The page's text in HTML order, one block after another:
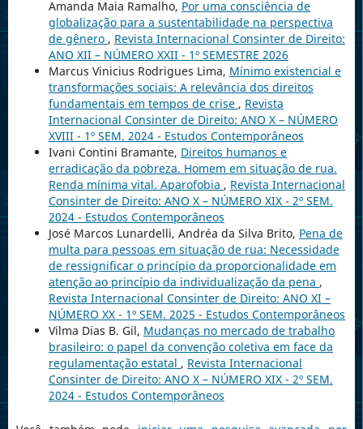
Amanda Maia Ramalho, Por uma consciência de
globalização para a sustentabilidade na perspectiva
de gênero , Revista Internacional Consinter de Direito:
ANO XII – NÚMERO XXII - 1º SEMESTRE 2026
Marcus Vinicius Rodrigues Lima, Mínimo existencial e
transformações sociais: A relevância dos direitos
fundamentais em tempos de crise , Revista
Internacional Consinter de Direito: ANO X – NÚMERO
XVIII - 1º SEM. 2024 - Estudos Contemporâneos
Ivani Contini Bramante, Direitos humanos e
erradicação da pobreza. Homem em situação de rua.
Renda mínima vital. Aparofobia , Revista Internacional
Consinter de Direito: ANO X – NÚMERO XIX - 2º SEM.
2024 - Estudos Contemporâneos
José Marcos Lunardelli, Andréa da Silva Brito, Pena de
multa para pessoas em situação de rua: Necessidade
de ressignificar o princípio da proporcionalidade em
atenção ao princípio da individualização da pena ,
Revista Internacional Consinter de Direito: ANO XI –
NÚMERO XX - 1º SEM. 2025 - Estudos Contemporâneos
Vilma Dias B. Gil, Mudanças no mercado de trabalho
brasileiro: o papel da convenção coletiva em face da
regulamentação estatal , Revista Internacional
Consinter de Direito: ANO X – NÚMERO XIX - 2º SEM.
2024 - Estudos Contemporâneos